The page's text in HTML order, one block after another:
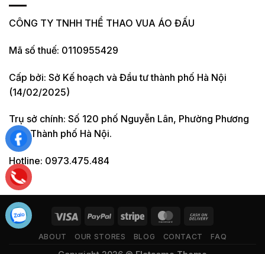
CÔNG TY TNHH THỂ THAO VUA ÁO ĐẤU
Mã số thuế: 0110955429
Cấp bởi: Sở Kế hoạch và Đầu tư thành phố Hà Nội
(14/02/2025)
Trụ sở chính: Số 120 phố Nguyễn Lân, Phường Phương
Liệt, Thành phố Hà Nội.
Hotline: 0973.475.484
ABOUT OUR STORES BLOG CONTACT FAQ